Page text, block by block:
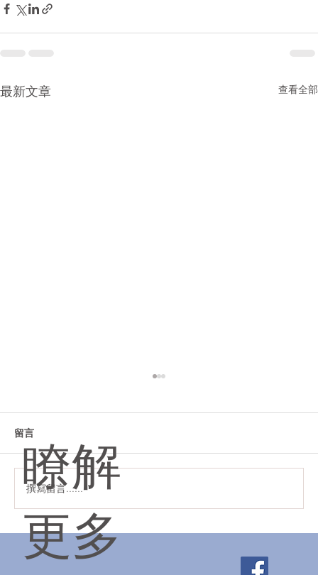
最新文章 查看全部
常見需要物理治療的疼痛與症狀
留言
撰寫留言......
瞭解
更多